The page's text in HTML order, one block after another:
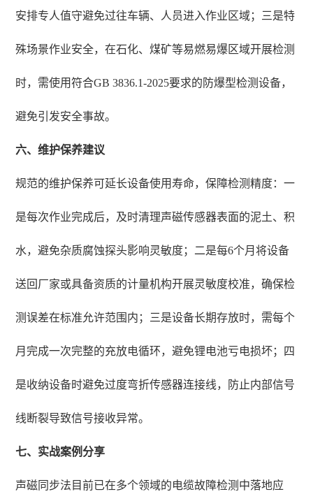
安排专人值守避免过往车辆、人员进入作业区域；三是特
殊场景作业安全，在石化、煤矿等易燃易爆区域开展检测
时，需使用符合GB 3836.1-2025要求的防爆型检测设备，
避免引发安全事故。
六、维护保养建议
规范的维护保养可延长设备使用寿命，保障检测精度：一
是每次作业完成后，及时清理声磁传感器表面的泥土、积
水，避免杂质腐蚀探头影响灵敏度；二是每6个月将设备
送回厂家或具备资质的计量机构开展灵敏度校准，确保检
测误差在标准允许范围内；三是设备长期存放时，需每个
月完成一次完整的充放电循环，避免锂电池亏电损坏；四
是收纳设备时避免过度弯折传感器连接线，防止内部信号
线断裂导致信号接收异常。
七、实战案例分享
声磁同步法目前已在多个领域的电缆故障检测中落地应